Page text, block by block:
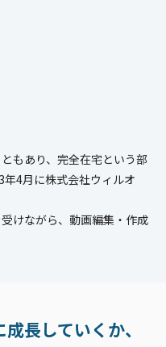
もあり、完全在宅という部
4月に株式会社ウィルオ
けながら、動画編集・作成
長していくか、